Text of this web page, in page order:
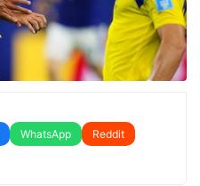
WhatsApp
Reddit